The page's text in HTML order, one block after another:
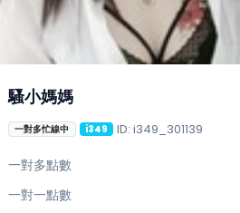
騷小媽媽
一對多忙線中 i349 ID: i349_301139
一對多點數
一對一點數